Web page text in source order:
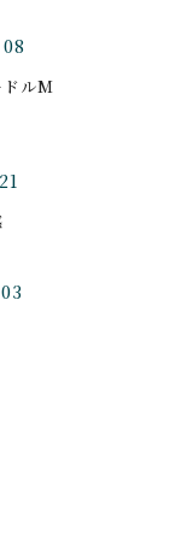
ドルM